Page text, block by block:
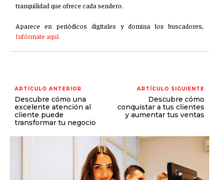
tranquilidad que ofrece cada sendero.
Aparece en periódicos digitales y domina los buscadores,
Infórmate aquí.
ARTÍCULO ANTERIOR
Descubre cómo una
excelente atención al
cliente puede
transformar tu negocio
ARTÍCULO SIGUIENTE
Descubre cómo
conquistar a tus clientes
y aumentar tus ventas